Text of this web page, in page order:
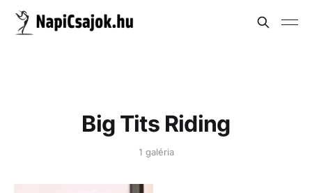
Big Tits Riding
1 galéria